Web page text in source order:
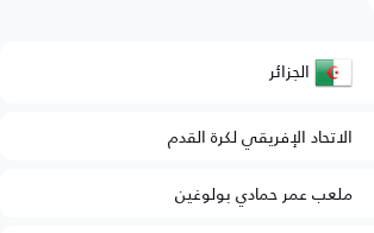
الجزائر
الاتحاد الإفريقي لكرة القدم
ملعب عمر حمادي بولوغين